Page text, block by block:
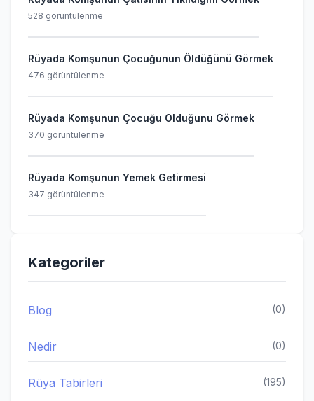
528 görüntülenme
Rüyada Komşunun Çocuğunun Öldüğünü Görmek
476 görüntülenme
Rüyada Komşunun Çocuğu Olduğunu Görmek
370 görüntülenme
Rüyada Komşunun Yemek Getirmesi
347 görüntülenme
Kategoriler
Blog (0)
Nedir (0)
Rüya Tabirleri (195)